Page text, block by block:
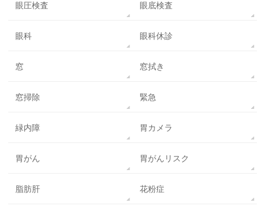
眼圧検査 眼底検査
眼科 眼科休診
窓 窓拭き
窓掃除 緊急
緑内障 胃カメラ
胃がん 胃がんリスク
脂肪肝 花粉症